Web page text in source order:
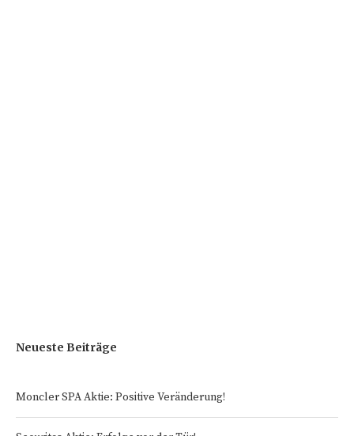
Neueste Beiträge
Moncler SPA Aktie: Positive Veränderung!